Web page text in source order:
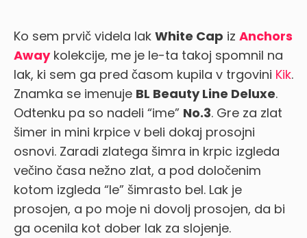
Ko sem prvič videla lak White Cap iz Anchors
Awaykolekcije, me je le-ta takoj spomnil na
lak, ki sem ga pred časom kupila v trgovini Kik.
Znamka se imenuje BL Beauty Line Deluxe.
Odtenku pa so nadeli “ime” No.3. Gre za zlat
šimer in mini krpice v beli dokaj prosojni
osnovi. Zaradi zlatega šimra in krpic izgleda
večino časa nežno zlat, a pod določenim
kotom izgleda “le” šimrasto bel. Lak je
prosojen, a po moje ni dovolj prosojen, da bi
ga ocenila kot dober lak za slojenje.